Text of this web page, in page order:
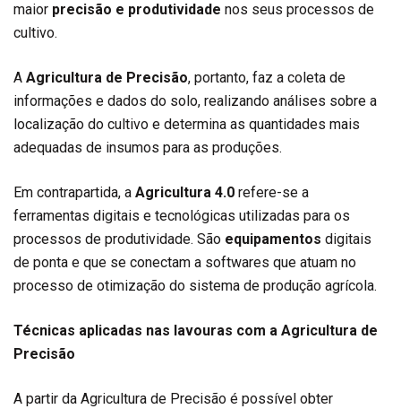
maior precisão e produtividade nos seus processos de
cultivo.
A Agricultura de Precisão, portanto, faz a coleta de
informações e dados do solo, realizando análises sobre a
localização do cultivo e determina as quantidades mais
adequadas de insumos para as produções.
Em contrapartida, a Agricultura 4.0 refere-se a
ferramentas digitais e tecnológicas utilizadas para os
processos de produtividade. São equipamentos digitais
de ponta e que se conectam a softwares que atuam no
processo de otimização do sistema de produção agrícola.
Técnicas aplicadas nas lavouras com a Agricultura de
Precisão
A partir da Agricultura de Precisão é possível obter